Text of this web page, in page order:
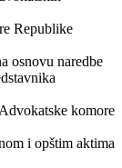
Republike
osnovu naredbe
komore
i opštim aktima